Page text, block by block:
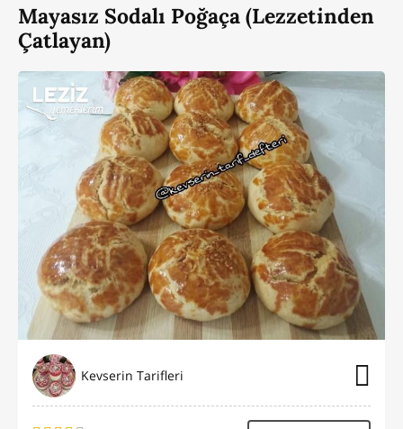
Mayasız Sodalı Poğaça (Lezzetinden
Çatlayan)
Kevserin Tarifleri